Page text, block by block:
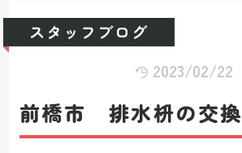
スタッフブログ
2023/02/22
前橋市 排水枡の交換